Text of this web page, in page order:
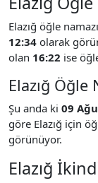
Elazığ öğle
12:34 olarak
olan 16:22 ise
Elazığ Öğle
Şu anda ki 09
göre Elazığ için
görünüyor.
Elazığ